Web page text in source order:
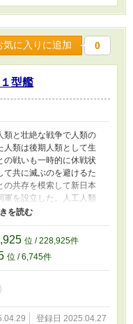
気に入りに追加 0
型艦
類と壮絶な戦争で人類の
人類は後期人類として生
の戦いも一時的に休戦状
て共に滅ぶのを避けるた
の共存を模索して新日本
軍を設立した。人工人類
中浮遊型超空母に新日本
軍は散発的に人類と交戦
除するのが任務とされ
人工人類軍と共同乗艦
ゼウス１型艦の処女航海
。
位 / 228,925件
位 / 6,745件
登録日 2025.04.27